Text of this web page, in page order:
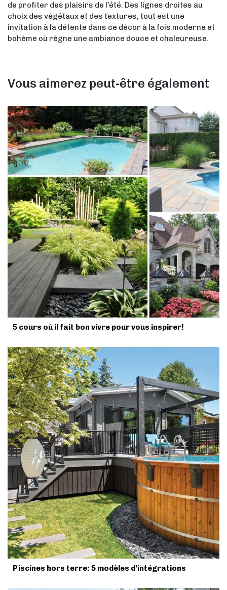
de profiter des plaisirs de l’été. Des lignes droites au
choix des végétaux et des textures, tout est une
invitation à la détente dans ce décor à la fois moderne et
bohème où règne une ambiance douce et chaleureuse.
Vous aimerez peut-être également
5 cours où il fait bon vivre pour vous inspirer!
Piscines hors terre: 5 modèles d’intégrations